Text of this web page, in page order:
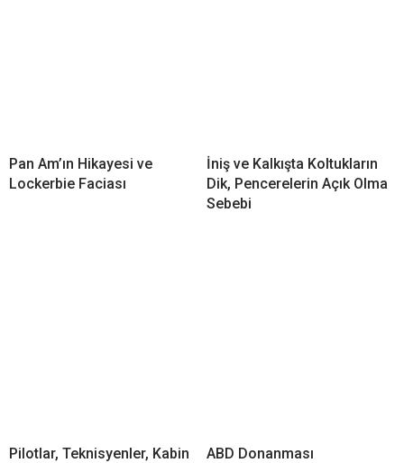
Pan Am’ın Hikayesi ve
Lockerbie Faciası
İniş ve Kalkışta Koltukların
Dik, Pencerelerin Açık Olma
Sebebi
Pilotlar, Teknisyenler, Kabin
ABD Donanması